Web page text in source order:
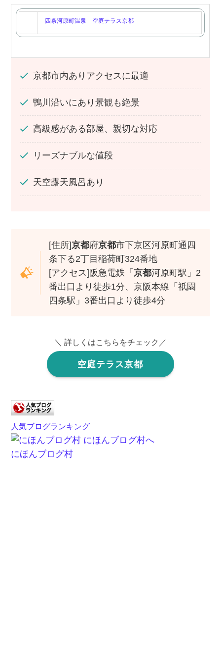
四条河原町温泉 空庭テラス京都
京都市内ありアクセスに最適
鴨川沿いにあり景観も絶景
高級感がある部屋、親切な対応
リーズナブルな値段
[住所]京都府京都市下京区河原町通四
条下る2丁目稲荷町324番地
[アクセス]阪急電鉄「 京都河原町駅」2
＼ 詳しくはこちらをチェック／
人気ブログランキング